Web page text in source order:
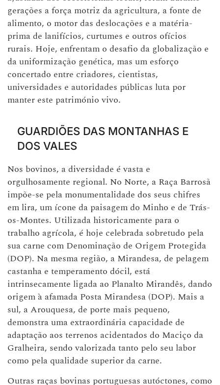
gerações a força motriz da agricultura, a fonte de
alimento, o motor das deslocações e a matéria-
prima de lanifícios, curtumes e outros ofícios
rurais. Hoje, enfrentam o desafio da globalização e
da uniformização genética, mas um esforço
concertado entre criadores, cientistas,
universidades e autoridades públicas luta por
manter este património vivo.
GUARDIÕES DAS MONTANHAS E
DOS VALES
Nos bovinos, a diversidade é vasta e
orgulhosamente regional. No Norte, a Raça Barrosã
impõe-se pela monumentalidade dos seus chifres
em lira, um ícone da paisagem do Minho e de Trás-
os-Montes. Utilizada historicamente para o
trabalho agrícola, é hoje celebrada sobretudo pela
sua carne com Denominação de Origem Protegida
(DOP). Na mesma região, a Mirandesa, de pelagem
castanha e temperamento dócil, está
intrinsecamente ligada ao Planalto Mirandês, dando
origem à afamada Posta Mirandesa (DOP). Mais a
sul, a Arouquesa, de porte mais pequeno,
demonstra uma extraordinária capacidade de
adaptação aos terrenos acidentados do Maciço da
Gralheira, sendo valorizada tanto pelo seu labor
como pela qualidade superior da carne.
Outras raças bovinas portuguesas autóctones, como